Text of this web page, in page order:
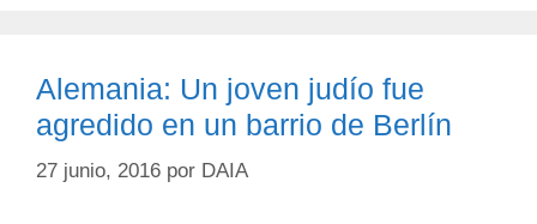
Alemania: Un joven judío fue
agredido en un barrio de Berlín
27 junio, 2016 por DAIA